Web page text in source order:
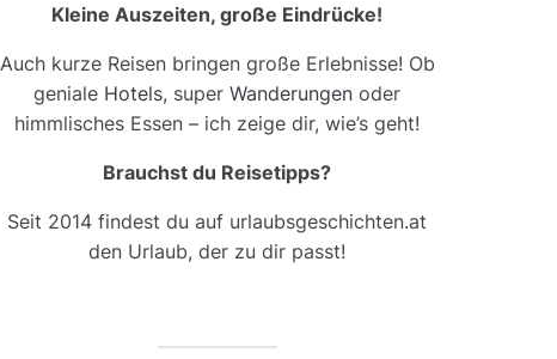
Kleine Auszeiten, große Eindrücke!
Auch kurze Reisen bringen große Erlebnisse! Ob
geniale Hotels, super Wanderungen oder
himmlisches Essen – ich zeige dir, wie’s geht!
Brauchst du Reisetipps?
Seit 2014 findest du auf urlaubsgeschichten.at
den Urlaub, der zu dir passt!